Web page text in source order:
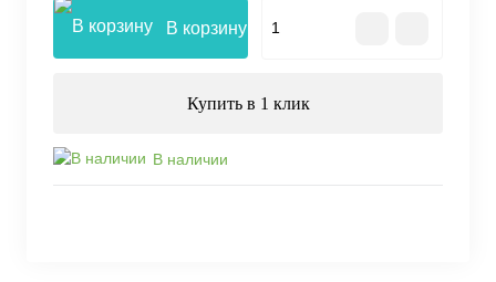
В корзину
Купить в 1 клик
В наличии